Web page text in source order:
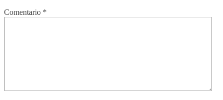
Comentario *